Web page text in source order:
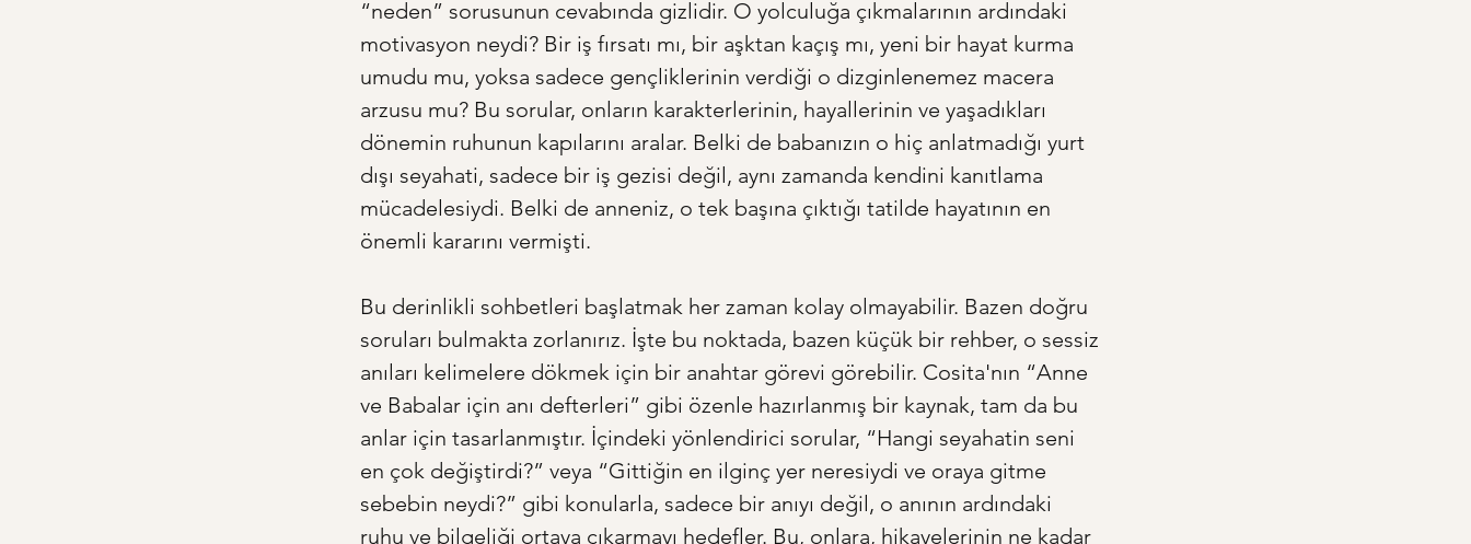
“neden” sorusunun cevabında gizlidir. O yolculuğa çıkmalarının ardındaki
motivasyon neydi? Bir iş fırsatı mı, bir aşktan kaçış mı, yeni bir hayat kurma
umudu mu, yoksa sadece gençliklerinin verdiği o dizginlenemez macera
arzusu mu? Bu sorular, onların karakterlerinin, hayallerinin ve yaşadıkları
dönemin ruhunun kapılarını aralar. Belki de babanızın o hiç anlatmadığı yurt
dışı seyahati, sadece bir iş gezisi değil, aynı zamanda kendini kanıtlama
mücadelesiydi. Belki de anneniz, o tek başına çıktığı tatilde hayatının en
önemli kararını vermişti.
Bu derinlikli sohbetleri başlatmak her zaman kolay olmayabilir. Bazen doğru
soruları bulmakta zorlanırız. İşte bu noktada, bazen küçük bir rehber, o sessiz
anıları kelimelere dökmek için bir anahtar görevi görebilir. Cosita'nın “Anne
ve Babalar için anı defterleri” gibi özenle hazırlanmış bir kaynak, tam da bu
anlar için tasarlanmıştır. İçindeki yönlendirici sorular, “Hangi seyahatin seni
en çok değiştirdi?” veya “Gittiğin en ilginç yer neresiydi ve oraya gitme
sebebin neydi?” gibi konularla, sadece bir anıyı değil, o anının ardındaki
ruhu ve bilgeliği ortaya çıkarmayı hedefler. Bu, onlara, hikayelerinin ne kadar